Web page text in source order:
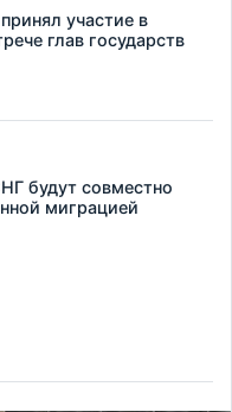
участие в
глав государств
будут совместно
миграцией